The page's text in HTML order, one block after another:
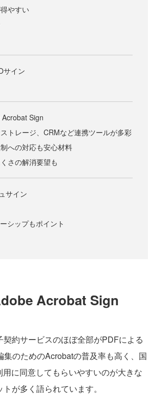
やすい
サイン
Sign
トレージ、CRMなど連携ツールが多彩
への対応も安心材料
さの解消要望も
サイン
シップもポイント
Acrobat Sign
約サービスのほぼ全部がPDFによる
のためのAcrobatの普及率も高く、国
に同意してもらいやすいのが大きな
が多く語られています。